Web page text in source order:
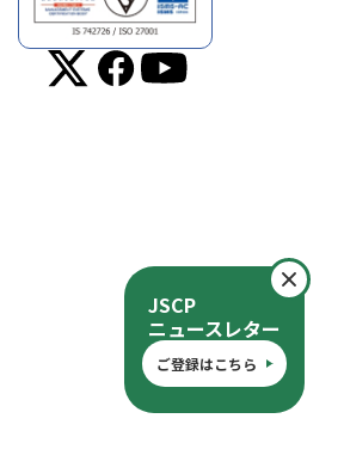
閉
JSCP
ニュースレター
ご登録はこちら